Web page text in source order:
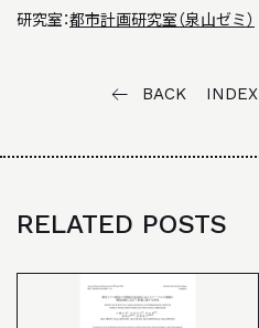
研究室：都市計画研究室（泉山ゼミ）
BACK INDEX
RELATED POSTS